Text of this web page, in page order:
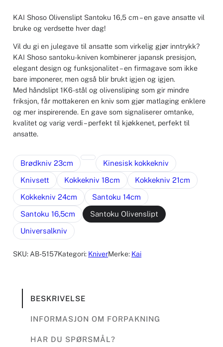
KAI Shoso Olivenslipt Santoku 16,5 cm – en gave ansatte vil
bruke og verdsette hver dag!
Vil du gi en julegave til ansatte som virkelig gjør inntrykk?
KAI Shoso santoku-kniven kombinerer japansk presisjon,
elegant design og funksjonalitet – en firmagave som ikke
bare imponerer, men også blir brukt igjen og igjen.
Med håndslipt 1K6-stål og olivensliping som gir mindre
friksjon, får mottakeren en kniv som gjør matlaging enklere
og mer inspirerende. En gave som signaliserer omtanke,
kvalitet og varig verdi – perfekt til kjøkkenet, perfekt til
ansatte.
Brødkniv 23cm
Kinesisk kokkekniv
Knivsett
Kokkekniv 18cm
Kokkekniv 21cm
Kokkekniv 24cm
Santoku 14cm
Santoku 16,5cm
Santoku Olivenslipt
Universalkniv
SKU: AB-5157Kategori: KniverMerke: Kai
BESKRIVELSE
INFORMASJON OM FORPAKNING
HAR DU SPØRSMÅL?